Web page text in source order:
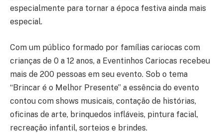
especialmente para tornar a época festiva ainda mais
especial.
Com um público formado por famílias cariocas com
crianças de 0 a 12 anos, a Eventinhos Cariocas recebeu
mais de 200 pessoas em seu evento. Sob o tema
“Brincar é o Melhor Presente” a essência do evento
contou com shows musicais, contação de histórias,
oficinas de arte, brinquedos infláveis, pintura facial,
recreação infantil, sorteios e brindes.